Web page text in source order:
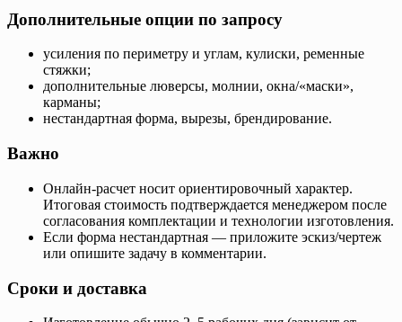
Дополнительные опции по запросу
усиления по периметру и углам, кулиски, ременные
стяжки;
дополнительные люверсы, молнии, окна/«маски»,
карманы;
нестандартная форма, вырезы, брендирование.
Важно
Онлайн‑расчет носит ориентировочный характер.
Итоговая стоимость подтверждается менеджером после
согласования комплектации и технологии изготовления.
Если форма нестандартная — приложите эскиз/чертеж
или опишите задачу в комментарии.
Сроки и доставка